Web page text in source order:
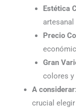
Estética
artesanal
Precio
Gran
colores y
A considerar:
crucial